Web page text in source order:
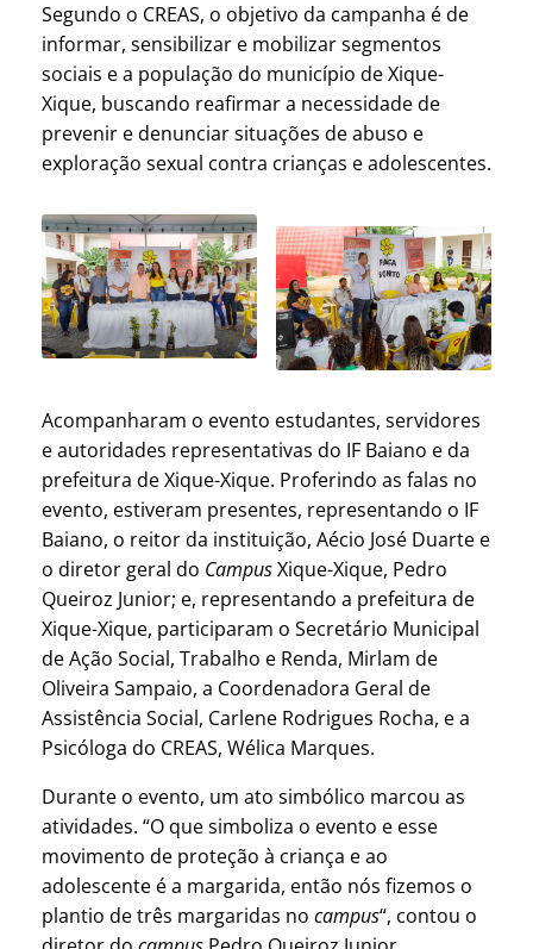
Segundo o CREAS, o objetivo da campanha é de
informar, sensibilizar e mobilizar segmentos
sociais e a população do município de Xique-
Xique, buscando reafirmar a necessidade de
prevenir e denunciar situações de abuso e
exploração sexual contra crianças e adolescentes.
Acompanharam o evento estudantes, servidores
e autoridades representativas do IF Baiano e da
prefeitura de Xique-Xique. Proferindo as falas no
evento, estiveram presentes, representando o IF
Baiano, o reitor da instituição, Aécio José Duarte e
o diretor geral do CampusXique-Xique, Pedro
Queiroz Junior; e, representando a prefeitura de
Xique-Xique, participaram o Secretário Municipal
de Ação Social, Trabalho e Renda, Mirlam de
Oliveira Sampaio, a Coordenadora Geral de
Assistência Social, Carlene Rodrigues Rocha, e a
Psicóloga do CREAS, Wélica Marques.
Durante o evento, um ato simbólico marcou as
atividades. “O que simboliza o evento e esse
movimento de proteção à criança e ao
adolescente é a margarida, então nós fizemos o
plantio de três margaridas no campus“, contou o